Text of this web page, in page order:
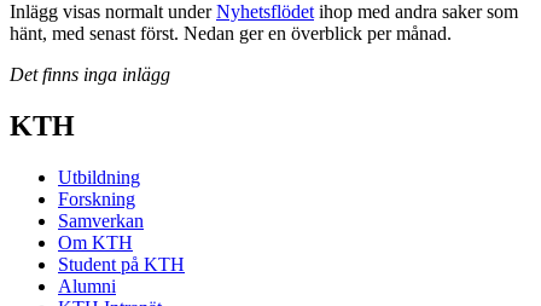
Inlägg visas normalt underNyhetsflödet ihop med andra saker som
hänt, med senast först. Nedan ger en överblick per månad.
Det finns inga inlägg
KTH
Utbildning
Forskning
Samverkan
Om KTH
Student på KTH
Alumni